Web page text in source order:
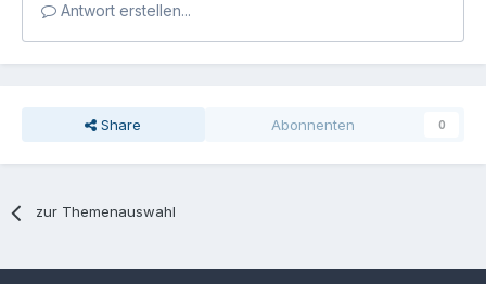
Antwort erstellen...
Share Abonnenten 0
zur Themenauswahl